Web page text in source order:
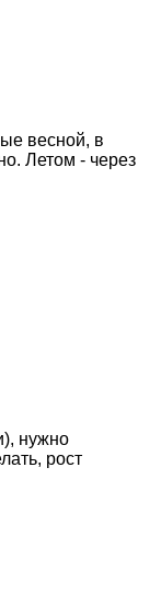
весной, в
Летом - через
нужно
рост